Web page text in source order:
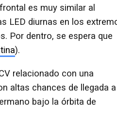
es muy similar al
LED diurnas en los
Por dentro, se espera que
).
relacionado con una
altas chances de llegada a
bajo la órbita de